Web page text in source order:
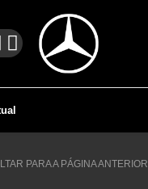
PARA A PÁGINA ANTERIOR